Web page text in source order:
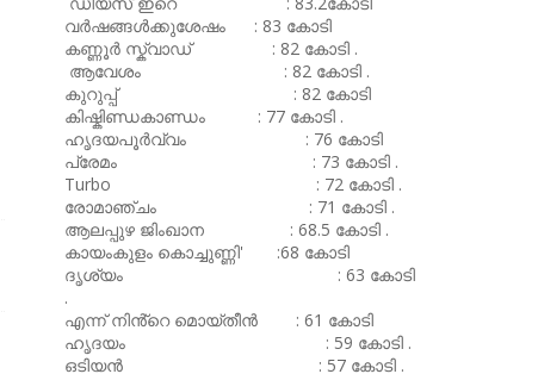
വർഷങ്ങൾക്കുശേഷം : 83 കോടി
കണ്ണൂർ സ്ക്വാഡ് : 82 കോടി .
ആവേശം : 82 കോടി .
കുറുപ്പ് : 82 കോടി
കിഷ്കിണ്ഡകാണ്ഡം : 77 കോടി .
ഹൃദയപൂർവ്വം : 76 കോടി
പ്രേമം : 73 കോടി .
Turbo : 72 കോടി .
രോമാഞ്ചം : 71 കോടി .
ആലപ്പുഴ ജിംഖാന : 68.5 കോടി .
കായംകുളം കൊച്ചുണ്ണി' :68 കോടി
ദൃശ്യം : 63 കോടി
.
എന്ന് നിൻ്റെ മൊയ്തീൻ : 61 കോടി
ഹൃദയം : 59 കോടി .
ഒടിയൻ : 57 കോടി .